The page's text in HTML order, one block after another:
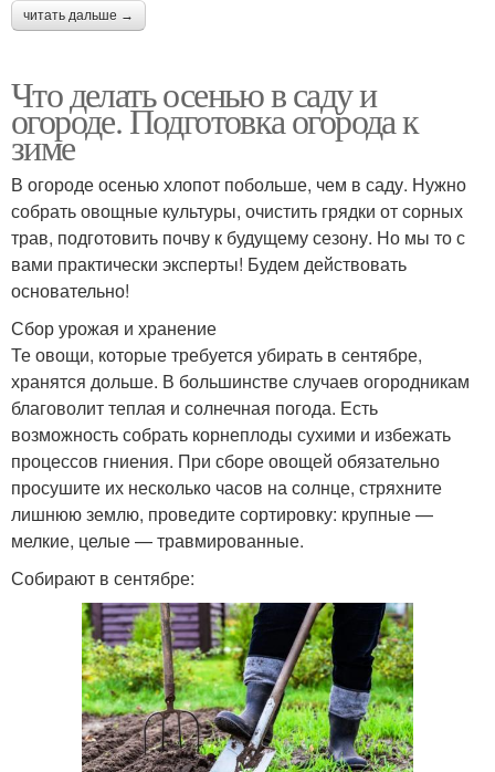
читать дальше →
Что делать осенью в саду и
огороде. Подготовка огорода к
зиме
В огороде осенью хлопот побольше, чем в саду. Нужно
собрать овощные культуры, очистить грядки от сорных
трав, подготовить почву к будущему сезону. Но мы то с
вами практически эксперты! Будем действовать
основательно!
Сбор урожая и хранение
Те овощи, которые требуется убирать в сентябре,
хранятся дольше. В большинстве случаев огородникам
благоволит теплая и солнечная погода. Есть
возможность собрать корнеплоды сухими и избежать
процессов гниения. При сборе овощей обязательно
просушите их несколько часов на солнце, стряхните
лишнюю землю, проведите сортировку: крупные —
мелкие, целые — травмированные.
Собирают в сентябре: